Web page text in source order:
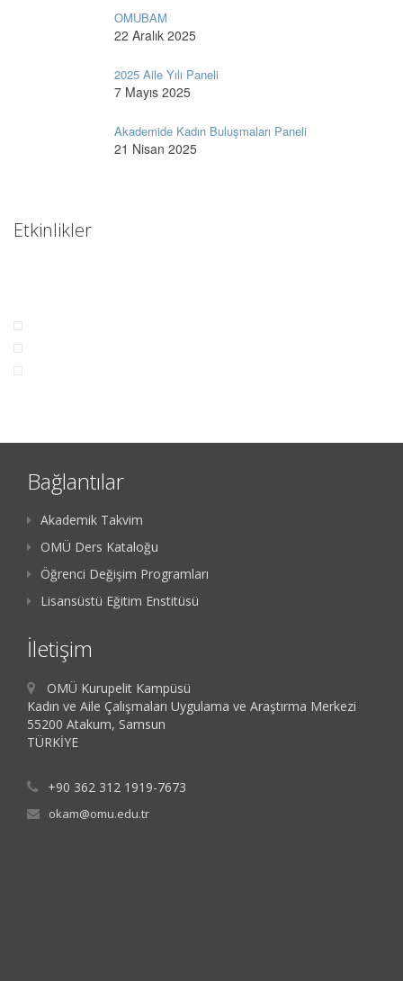
OMUBAM
22 Aralık 2025
2025 Aile Yılı Paneli
7 Mayıs 2025
Akademide Kadın Buluşmaları Paneli
21 Nisan 2025
Etkinlikler
Bağlantılar
Akademik Takvim
OMÜ Ders Kataloğu
Öğrenci Değişim Programları
Lisansüstü Eğitim Enstitüsü
İletişim
OMÜ Kurupelit Kampüsü
Kadın ve Aile Çalışmaları Uygulama ve Araştırma Merkezi
55200 Atakum, Samsun
TÜRKİYE
+90 362 312 1919-7673
okam@omu.edu.tr